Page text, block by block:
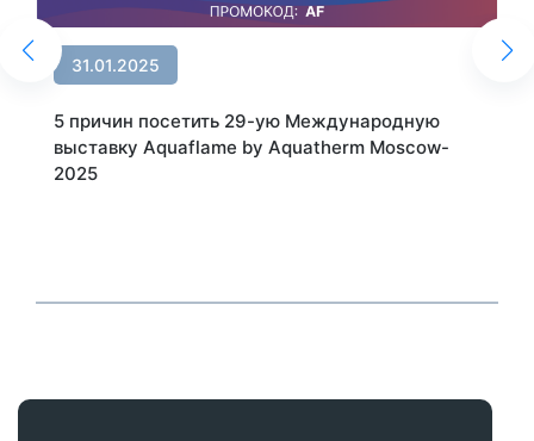
31.01.2025
5 причин посетить 29-ую Международную
выставку Aquaflame by Aquatherm Moscow-
2025